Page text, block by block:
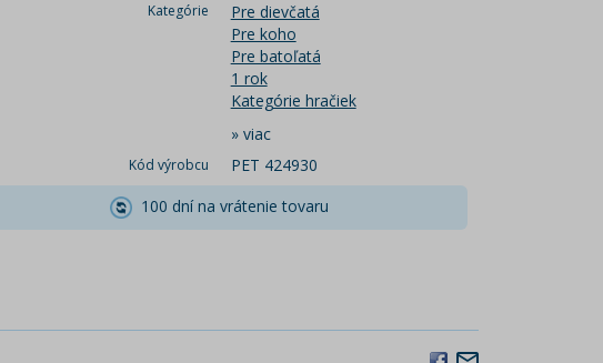
Kategórie
Pre dievčatá
Pre koho
Pre batoľatá
1 rok
Kategórie hračiek
» viac
Kód výrobcu
PET 424930
100 dní na vrátenie tovaru